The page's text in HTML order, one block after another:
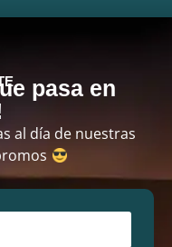
pasa en
al día de nuestras